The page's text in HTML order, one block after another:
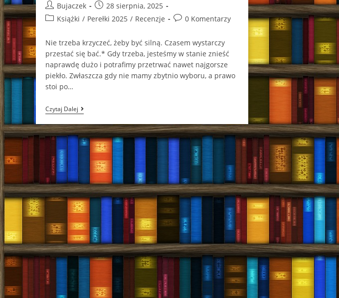
Post
author:
Bujaczek
Post
published:
28 sierpnia, 2025
PostKsiążki / Perełki 2025 / Recenzje
Post0 Komentarzy
Nie trzeba krzyczeć, żeby być silną. Czasem wystarczy
przestać się bać.* Gdy trzeba, jesteśmy w stanie znieść
naprawdę dużo i potrafimy przetrwać nawet najgorsze
piekło. Zwłaszcza gdy nie mamy zbytnio wyboru, a prawo
stoi po…
Czytaj DalejWiatr
Z
Północy
Miriam
Georg